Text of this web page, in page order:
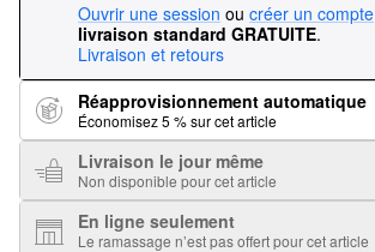
Ouvrir une session ou créer un compte
livraison standard GRATUITE.
Livraison et retours
Réapprovisionnement automatique
Économisez 5 % sur cet article
Livraison le jour même
Non disponible pour cet article
En ligne seulement
Le ramassage n’est pas offert pour cet article